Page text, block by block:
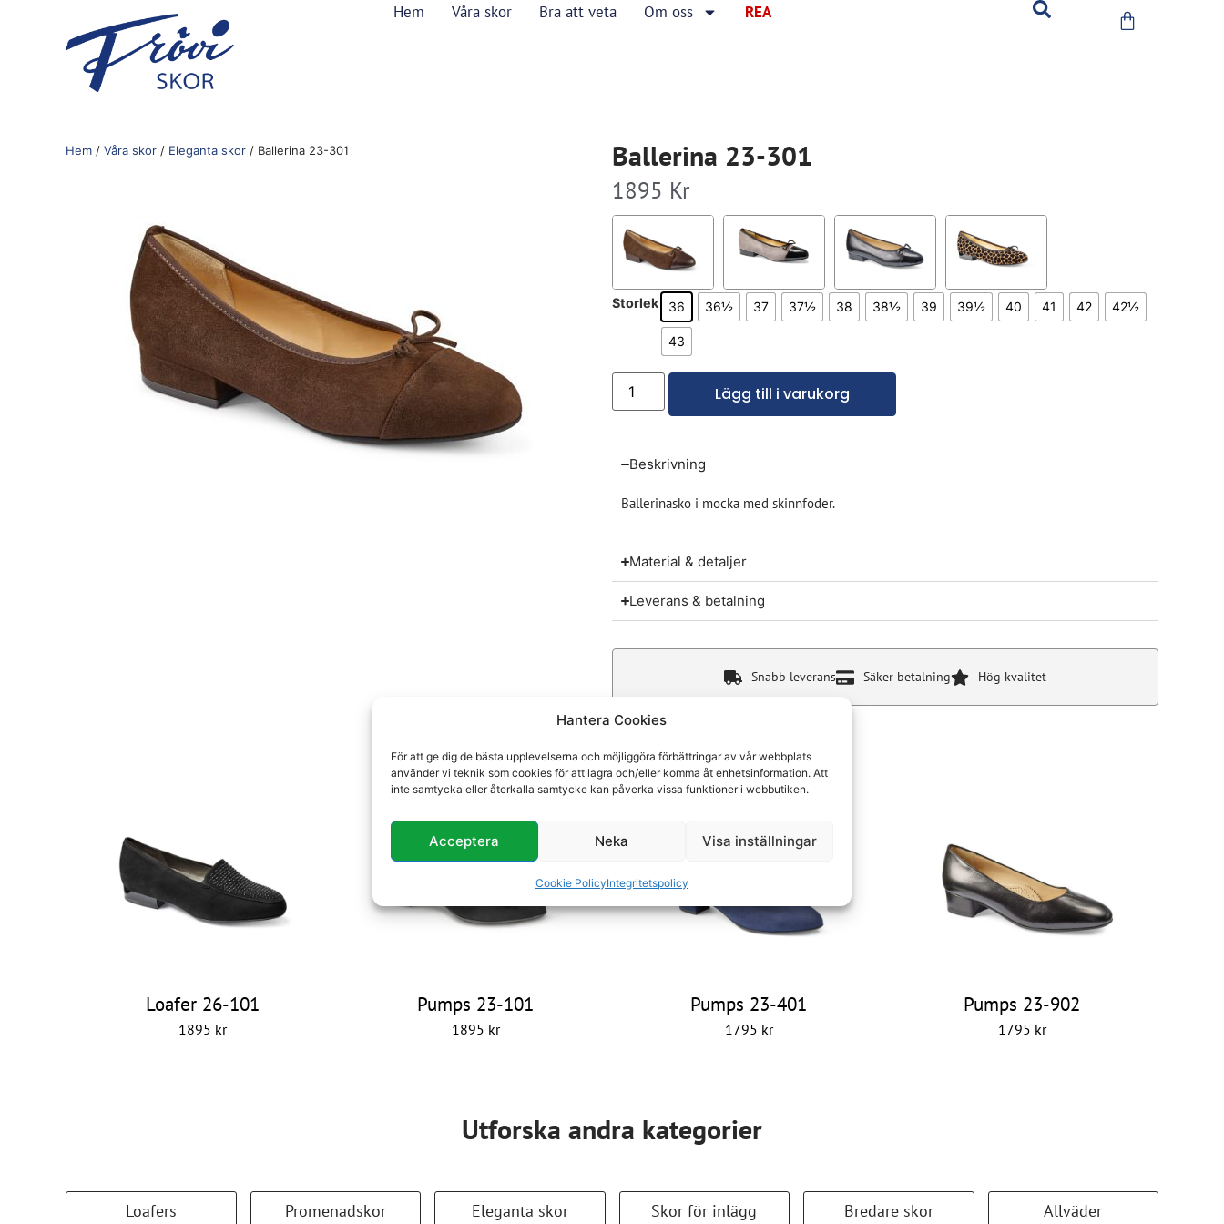
Hantera Cookies
För att ge dig de bästa upplevelserna och möjliggöra förbättringar av vår webbplats
använder vi teknik som cookies för att lagra och/eller komma åt enhetsinformation. Att
inte samtycka eller återkalla samtycke kan påverka vissa funktioner i webbutiken.
Acceptera Neka Visa inställningar
Cookie PolicyIntegritetspolicy
Hem Våra skor Bra att veta Om oss REA
Hem / Våra skor / Eleganta skor / Ballerina 23-301 Ballerina 23-301
1895 Kr
Storlek 36 36½ 37 37½ 38 38½ 39 39½ 40 41 42 42½
43
Lägg till i varukorg
Beskrivning
Ballerinasko i mocka med skinnfoder.
Material & detaljer
Leverans & betalning
Snabb leverans Säker betalning Hög kvalitet
Du kanske även gillar
Pumps 23-902
1795 kr
Pumps 23-401
1795 kr
Pumps 23-101
1895 kr
Loafer 26-101
1895 kr
Utforska andra kategorier
Loafers Promenadskor Eleganta skor Skor för inlägg Bredare skor Allväder